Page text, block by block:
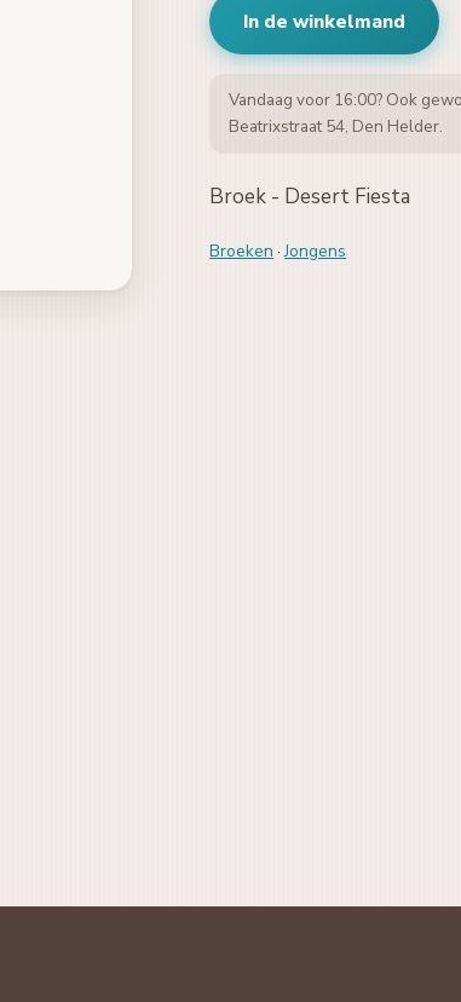
In de winkelmand
Vandaag voor 16:00? Ook
Beatrixstraat 54, Den Helder.
Broek - Desert Fiesta
Broeken ·Jongens